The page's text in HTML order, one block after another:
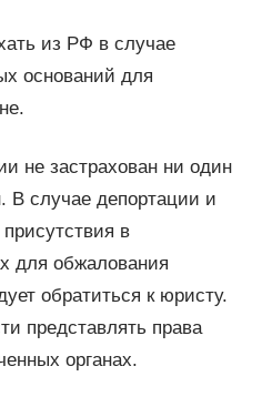
из РФ в случае
оснований для
не застрахован ни один
В случае депортации и
в
для обжалования
обратиться к юристу.
представлять права
органах.